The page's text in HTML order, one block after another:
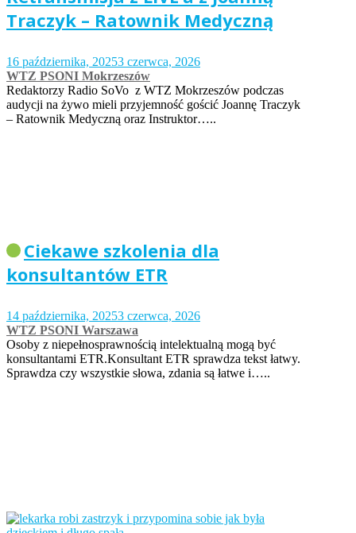
Traczyk – Ratownik Medyczną
16 października, 20253 czerwca, 2026
WTZ PSONI Mokrzeszów
Redaktorzy Radio SoVo z WTZ Mokrzeszów podczas
audycji na żywo mieli przyjemność gościć Joannę Traczyk
– Ratownik Medyczną oraz Instruktor…..
Ciekawe szkolenia dla
konsultantów ETR
14 października, 20253 czerwca, 2026
WTZ PSONI Warszawa
Osoby z niepełnosprawnością intelektualną mogą być
konsultantami ETR.Konsultant ETR sprawdza tekst łatwy.
Sprawdza czy wszystkie słowa, zdania są łatwe i…..